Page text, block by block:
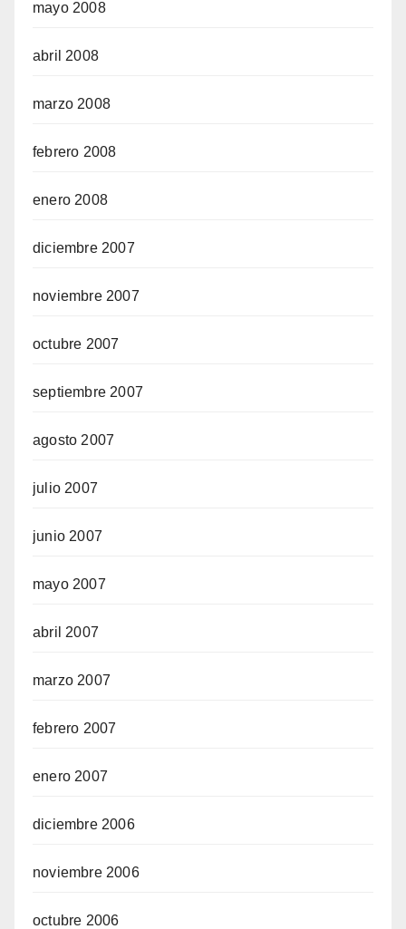
mayo 2008
abril 2008
marzo 2008
febrero 2008
enero 2008
diciembre 2007
noviembre 2007
octubre 2007
septiembre 2007
agosto 2007
julio 2007
junio 2007
mayo 2007
abril 2007
marzo 2007
febrero 2007
enero 2007
diciembre 2006
noviembre 2006
octubre 2006